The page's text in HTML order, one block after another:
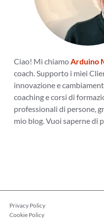
Ciao! Mi chiamoArduino
coach. Supporto i miei
innovazione e
coaching e corsi di
professionali di persone,
mio blog. Vuoi saperne di
Privacy Policy
Cookie Policy